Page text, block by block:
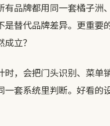
有品牌都用同一套橘子洲
是替代品牌差异。更重要
立？
，会把门头识别、菜单
一套系统里判断。好看的